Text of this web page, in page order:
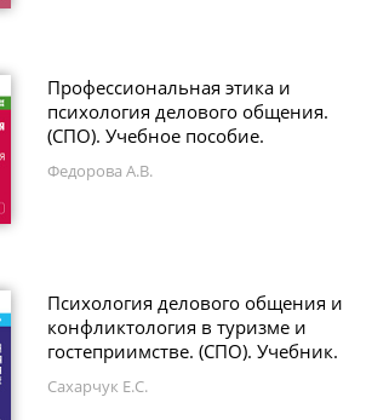
Профессиональная этика и
психология делового общения.
(СПО). Учебное пособие.
Федорова А.В.
Психология делового общения и
конфликтология в туризме и
гостеприимстве. (СПО). Учебник.
Сахарчук Е.С.